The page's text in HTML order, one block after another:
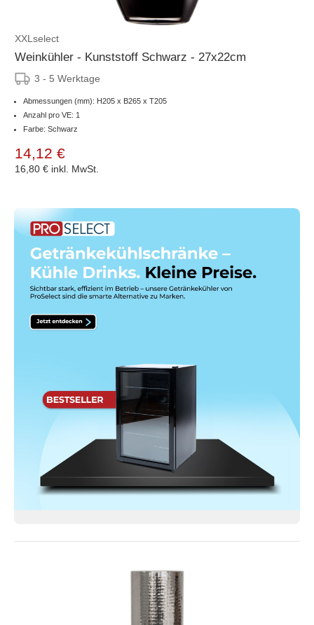
XXLselect
Weinkühler - Kunststoff Schwarz - 27x22cm
3 - 5 Werktage
Abmessungen (mm): H205 x B265 x T205
Anzahl pro VE: 1
Farbe: Schwarz
14,12 €
16,80 € inkl. MwSt.